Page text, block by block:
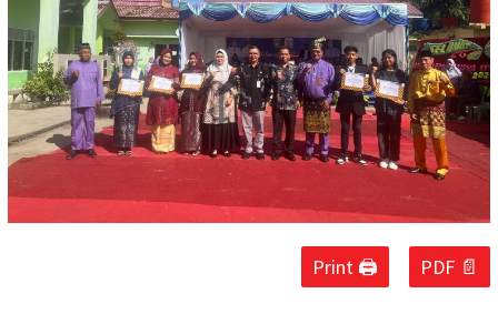
Print 🖨 PDF 📄